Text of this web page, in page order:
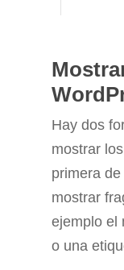
Hay dos
mostrar
primera
mostrar
ejemplo el
o una